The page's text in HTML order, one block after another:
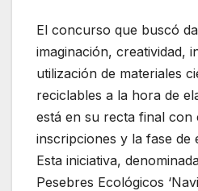
El concurso que buscó
imaginación, creatividad,
utilización de materiales
reciclables a la hora de
está en su recta final con
inscripciones y la fase de
Esta iniciativa,
Pesebres Ecológicos